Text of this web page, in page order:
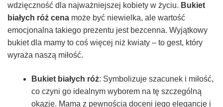
wdzięczność dla najważniejszej kobiety w życiu. Bukiet
białych róż cena może być niewielka, ale wartość
emocjonalna takiego prezentu jest bezcenna. Wyjątkowy
bukiet dla mamy to coś więcej niż kwiaty – to gest, który
wyraża naszą miłość.
Bukiet białych róż: Symbolizuje szacunek i miłość,
co czyni go idealnym wyborem na tę szczególną
okazję. Mama z pewnością doceni jego elegancję i